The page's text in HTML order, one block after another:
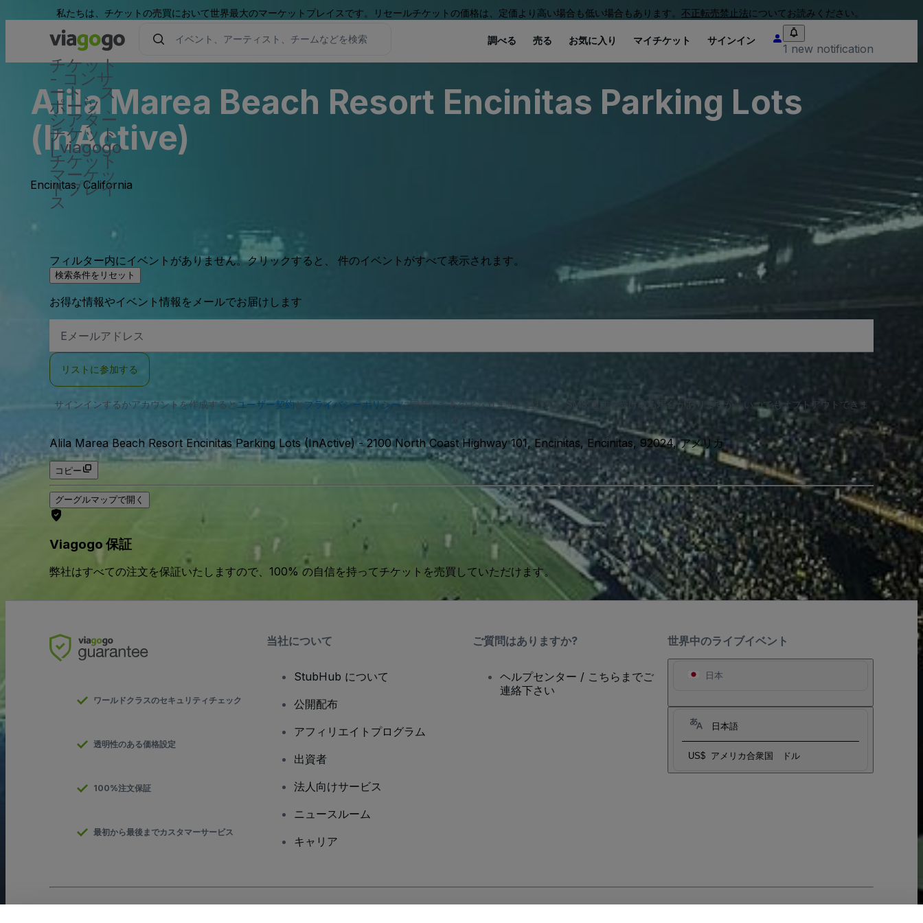
私たちは、チケットの売買において世界最大のマーケットプレイスです。リセールチケットの価格は、定価より高い場合も低い場合もあります。 不正転売禁止法についてお読みください。
チケット
- コンサ
ート、ス
ポーツ 、
シアター
チケット
| viagogo
チケット
マーケッ
トプレイ
ス
調べる 売る お気に入り マイチケット サインイン
1 new notification
Alila Marea Beach Resort Encinitas Parking Lots
(InActive)
Encinitas, California
フィルター内にイベントがありません。クリックすると、 件のイベントがすべて表示されます。
検索条件をリセット
お得な情報やイベント情報をメールでお届けします
メ
ア
ス
リストに参加する
サインインするかアカウントを作成すると ユーザー契約とプライバシーポリシーに同意したものとなります。当社から SMS 通知を受け取る場合がありますが、いつでもオプトアウトできま
Alila Marea Beach Resort Encinitas Parking Lots (InActive)-2100 North Coast Highway 101, Encinitas, Encinitas, 92024, アメリカ
コピー
グーグルマップで開く
Viagogo 保証
弊社はすべての注文を保証いたしますので、100% の自信を持ってチケットを売買していただけます。
世界中のライブイベント
日本
日本語
US$ アメリカ合衆国 ドル
ワールドクラスのセキュリティチェック
透明性のある価格設定
100%注文保証
最初から最後までカスタマーサービス
当社について
StubHub について
公開配布
アフィリエイトプログラム
出資者
法人向けサービス
ニュースルーム
キャリア
ご質問はありますか?
ヘルプセンター / こちらまでご
連絡下さい